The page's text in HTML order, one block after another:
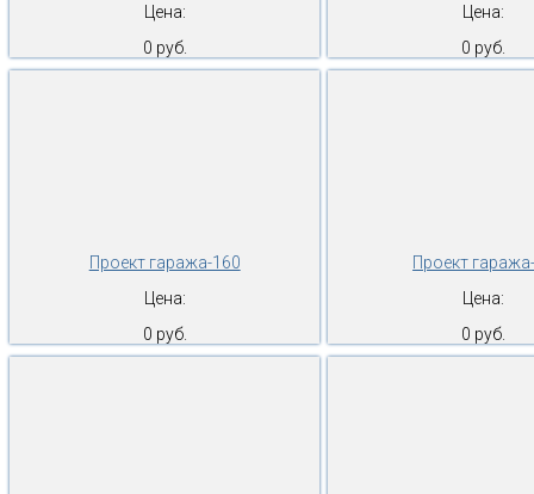
Цена:
0 руб.
Цена:
0 руб.
Проект гаража-160
Цена:
0 руб.
Проект
Цена:
0 руб.